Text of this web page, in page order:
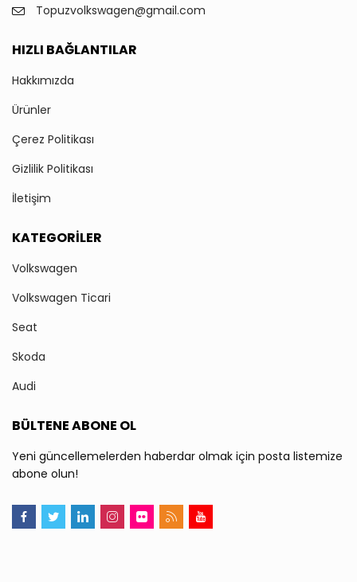
Topuzvolkswagen@gmail.com
HIZLI BAĞLANTILAR
Hakkımızda
Ürünler
Çerez Politikası
Gizlilik Politikası
İletişim
KATEGORILER
Volkswagen
Volkswagen Ticari
Seat
Skoda
Audi
BÜLTENE ABONE OL
Yeni güncellemelerden haberdar olmak için posta listemize
abone olun!